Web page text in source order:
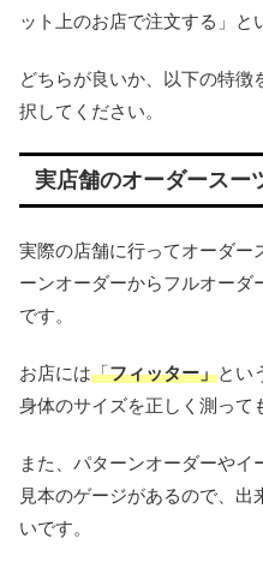
ット上のお店で注文する」と
どちらが良いか、以下の特徴
択してください。
実店舗のオーダースー
実際の店舗に行ってオーダー
ーンオーダーからフルオーダ
です。
お店には「フィッター」とい
身体のサイズを正しく測って
また、パターンオーダーや
見本のゲージがあるので、
いです。